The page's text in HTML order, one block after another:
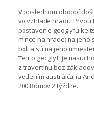
V poslednom období
vo vzhľade hradu.
postavenie geoglyfu
mince na hrade) na jeho
boli a sú na jeho
Tento geoglyf je
z travertínu bez
vedením austrálčana
200 Rómov 2 týždne.